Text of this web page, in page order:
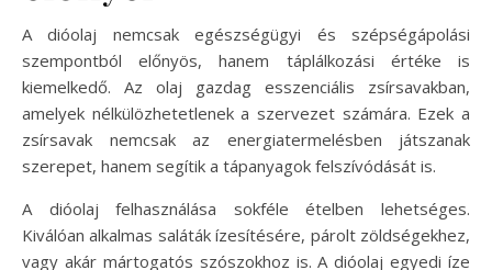
A dióolaj nemcsak egészségügyi és szépségápolási
szempontból előnyös, hanem táplálkozási értéke is
kiemelkedő. Az olaj gazdag esszenciális zsírsavakban,
amelyek nélkülözhetetlenek a szervezet számára. Ezek a
zsírsavak nemcsak az energiatermelésben játszanak
szerepet, hanem segítik a tápanyagok felszívódását is.
A dióolaj felhasználása sokféle ételben lehetséges.
Kiválóan alkalmas saláták ízesítésére, párolt zöldségekhez,
vagy akár mártogatós szószokhoz is. A dióolaj egyedi íze